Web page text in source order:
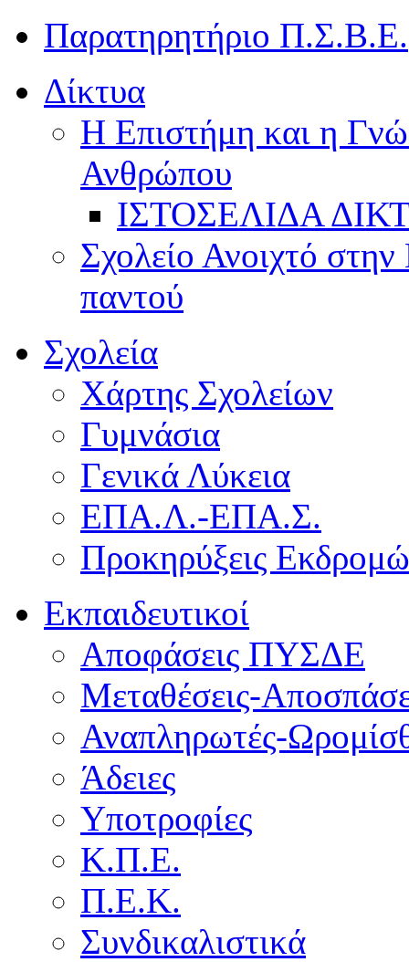
Παρατηρητήριο Π.Σ.Β.Ε.
Δίκτυα
Η Επιστήμη και η
Ανθρώπου
ΙΣΤΟΣΕΛΙΔΑ
Σχολείο Ανοιχτό
παντού
Σχολεία
Χάρτης Σχολείων
Γυμνάσια
Γενικά Λύκεια
ΕΠΑ.Λ.-ΕΠΑ.Σ.
Προκηρύξεις
Εκπαιδευτικοί
Αποφάσεις ΠΥΣΔΕ
Μεταθέσεις-
Αναπληρωτές-
Άδειες
Υποτροφίες
Κ.Π.Ε.
Π.Ε.Κ.
Συνδικαλιστικά